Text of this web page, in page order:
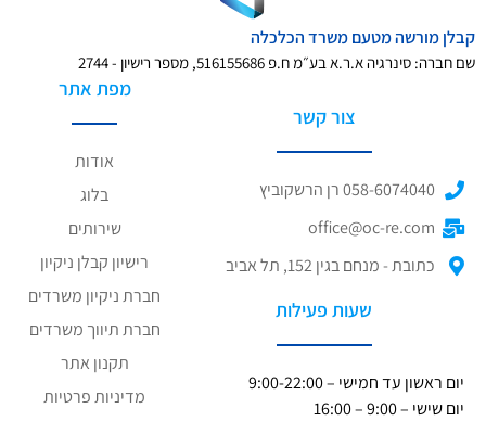
קבלן מורשה מטעם משרד הכלכלה
שם חברה: סינרגיה א.ר.א בע״מ ח.פ 516155686, מספר רישיון - 2744
צור קשר
058-6074040 רן הרשקוביץ
office@oc-re.com
כתובת - מנחם בגין 152, תל אביב
שעות פעילות
יום ראשון עד חמישי – 9:00-22:00
יום שישי – 9:00 – 16:00
מפת אתר
אודות
בלוג
שירותים
רישיון קבלן ניקיון
חברת ניקיון משרדים
חברת תיווך משרדים
תקנון אתר
מדיניות פרטיות